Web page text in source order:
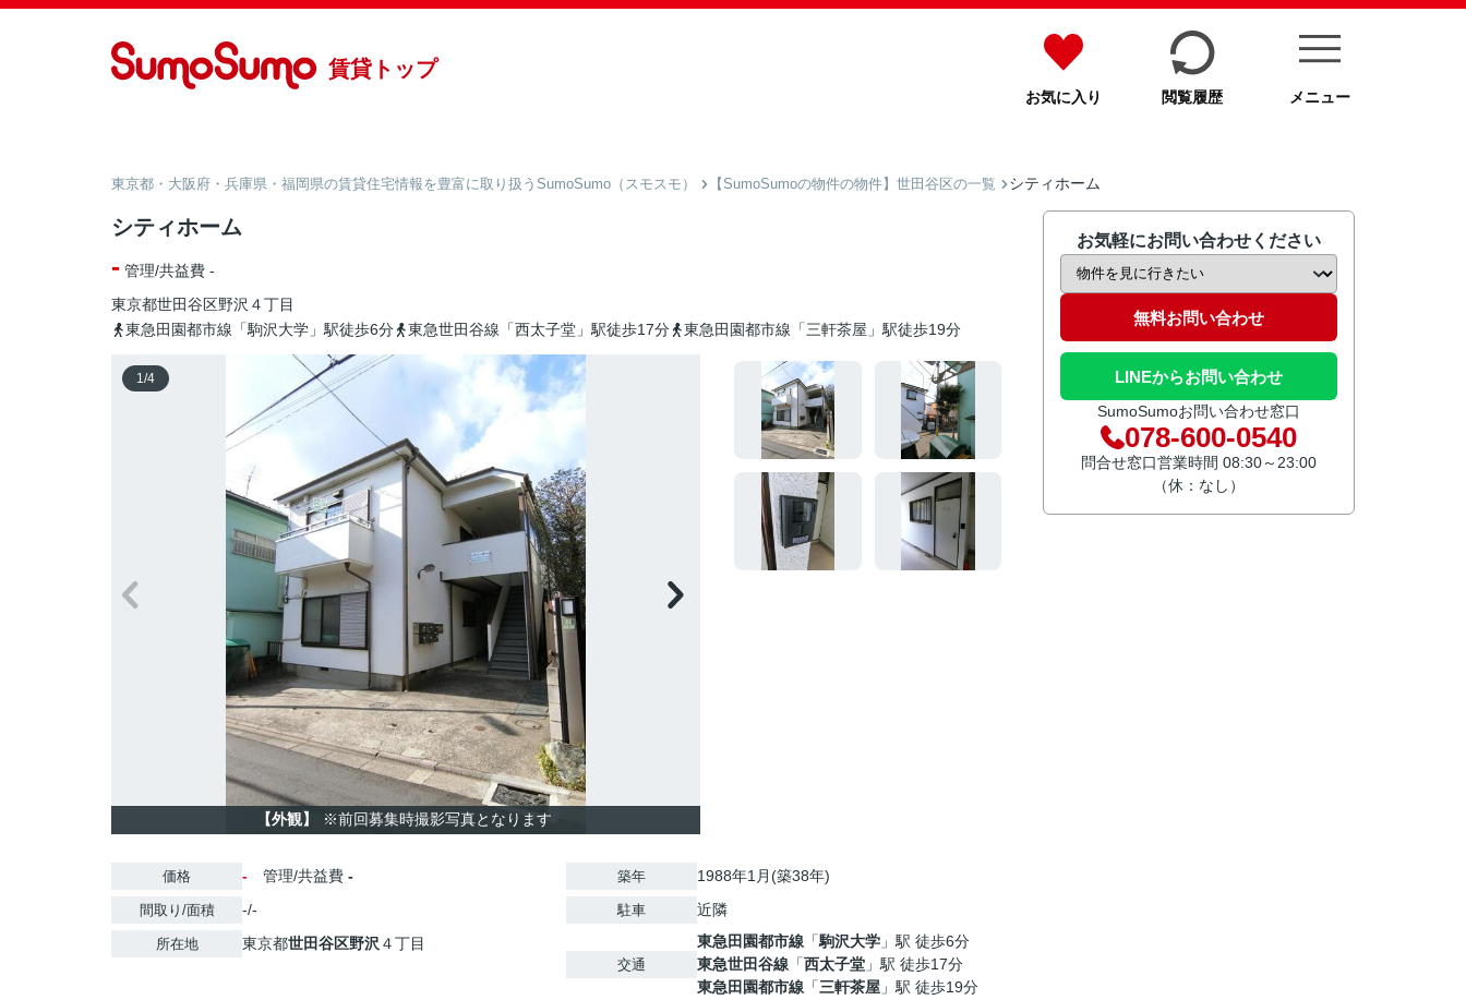
賃貸トップ
お気に入り 閲覧履歴 メニュー
東京都・大阪府・兵庫県・福岡県の賃貸住宅情報を豊富に取り扱うSumoSumo（スモスモ） 【SumoSumoの物件の物件】世田谷区の一覧 シティホーム
シティホーム
- 管理/共益費 -
東京都世田谷区野沢 ４丁目
東急田園都市線「駒沢大学」駅徒歩6分
東急世田谷線「西太子堂」駅徒歩17分 東急田園都市線「三軒茶屋」駅徒歩19分
1/4
【外観】 ※前回募集時撮影写真となります
価格 - 管理/共益費 -
間取り/面積 -/-
所在地 東京都世田谷区野沢 ４丁目
築年 1988年1月(築38年)
駐車 近隣
交通
東急田園都市線 「駒沢大学 」駅 徒歩6分
東急世田谷線 「西太子堂 」駅 徒歩17分
東急田園都市線 「三軒茶屋 」駅 徒歩19分
お気軽にお問い合わせください
無料お問い合わせ
LINEからお問い合わせ
SumoSumoお問い合わせ窓口
078-600-0540
問合せ窓口営業時間 08:30～23:00
（休：なし）